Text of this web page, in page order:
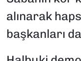
alınarak
başkanları